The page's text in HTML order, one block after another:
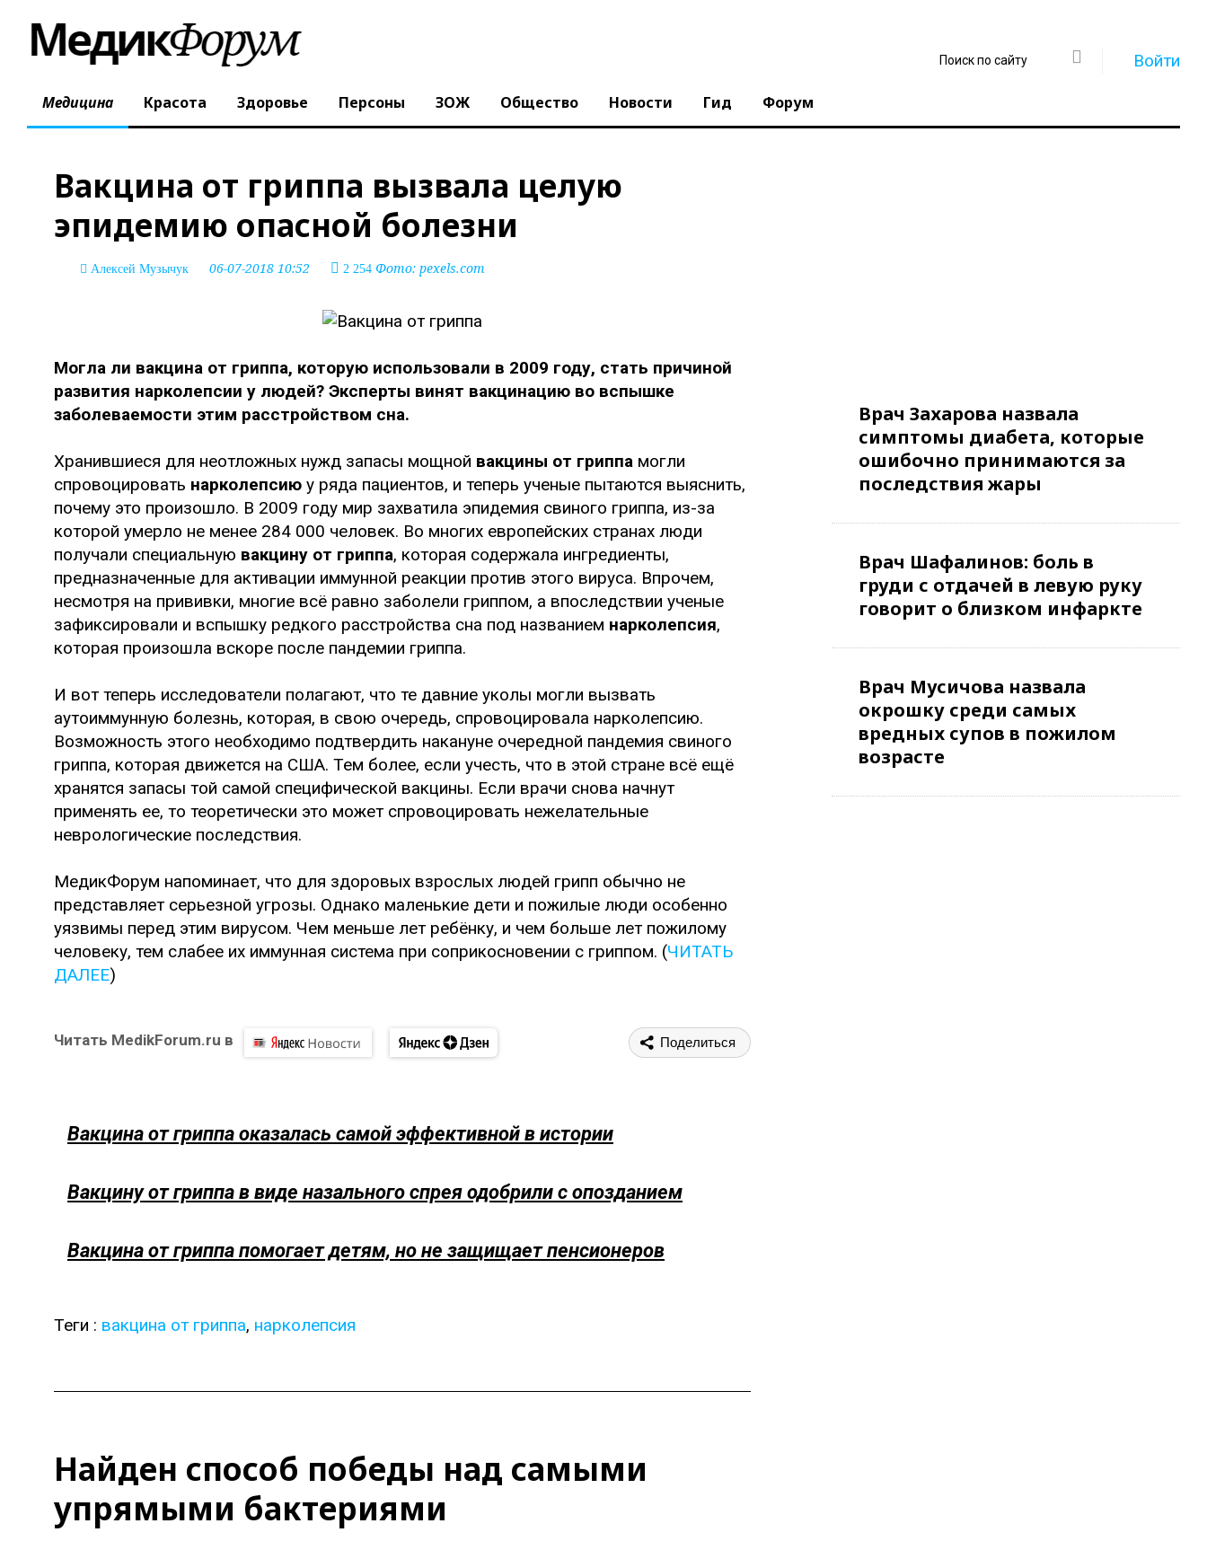
Войти
Медицина Красота Здоровье Персоны ЗОЖ Общество Новости Гид Форум
Вакцина от гриппа вызвала целую
эпидемию опасной болезни
Алексей Музычук 06-07-2018 10:52 2 254 Фото: pexels.com
Могла ли вакцина от гриппа, которую использовали в 2009 году, стать причиной
развития нарколепсии у людей? Эксперты винят вакцинацию во вспышке
заболеваемости этим расстройством сна.
Хранившиеся для неотложных нужд запасы мощной вакцины от гриппа могли
спровоцировать нарколепсию у ряда пациентов, и теперь ученые пытаются выяснить,
почему это произошло. В 2009 году мир захватила эпидемия свиного гриппа, из-за
которой умерло не менее 284 000 человек. Во многих европейских странах люди
получали специальную вакцину от гриппа, которая содержала ингредиенты,
предназначенные для активации иммунной реакции против этого вируса. Впрочем,
несмотря на прививки, многие всё равно заболели гриппом, а впоследствии ученые
зафиксировали и вспышку редкого расстройства сна под названием нарколепсия,
которая произошла вскоре после пандемии гриппа.
И вот теперь исследователи полагают, что те давние уколы могли вызвать
аутоиммунную болезнь, которая, в свою очередь, спровоцировала нарколепсию.
Возможность этого необходимо подтвердить накануне очередной пандемия свиного
гриппа, которая движется на США. Тем более, если учесть, что в этой стране всё ещё
хранятся запасы той самой специфической вакцины. Если врачи снова начнут
применять ее, то теоретически это может спровоцировать нежелательные
неврологические последствия.
МедикФорум напоминает, что для здоровых взрослых людей грипп обычно не
представляет серьезной угрозы. Однако маленькие дети и пожилые люди особенно
уязвимы перед этим вирусом. Чем меньше лет ребёнку, и чем больше лет пожилому
человеку, тем слабее их иммунная система при соприкосновении с гриппом. (ЧИТАТЬ
ДАЛЕЕ)
Читать MedikForum.ru в Поделиться
Вакцина от гриппа оказалась самой эффективной в истории
Вакцину от гриппа в виде назального спрея одобрили с опозданием
Вакцина от гриппа помогает детям, но не защищает пенсионеров
Теги : вакцина от гриппа, нарколепсия
Врач Захарова назвала
симптомы диабета, которые
ошибочно принимаются за
последствия жары
Врач Шафалинов: боль в
груди с отдачей в левую руку
говорит о близком инфаркте
Врач Мусичова назвала
окрошку среди самых
вредных супов в пожилом
возрасте
Найден способ победы над самыми
упрямыми бактериями